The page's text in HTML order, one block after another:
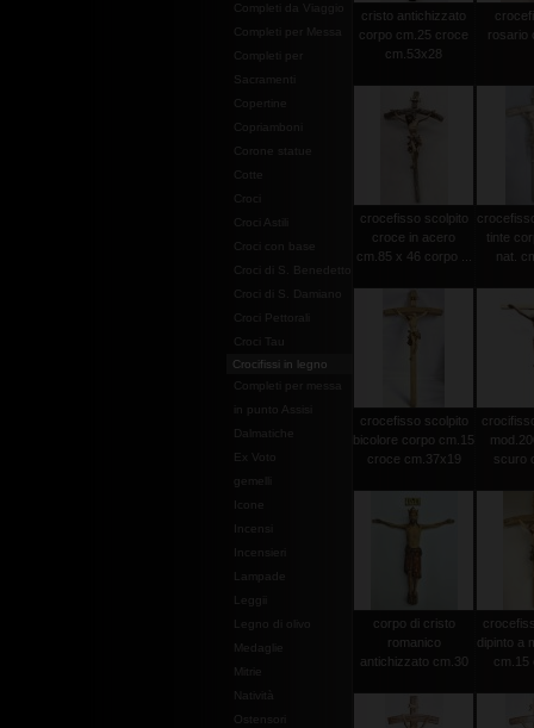
Completi da Viaggio
Completi per Messa
Completi per
Sacramenti
Copertine
Copriamboni
Corone statue
Cotte
Croci
Croci Astili
Croci con base
Croci di S. Benedetto
Croci di S. Damiano
Croci Pettorali
Croci Tau
Crocifissi in legno
Completi per messa
in punto Assisi
Dalmatiche
Ex Voto
gemelli
Leggii
Legno di olivo
Medaglie
Mitrie
Natività
Ostensori
cristo antichizzato
corpo cm.25 croce
cm.53x28
rosario
crocefisso scolpito
croce in acero
cm.85 x 46 corpo ...
tinte
nat.
crocefisso scolpito
bicolore corpo cm.15
croce cm.37x19
scuro
corpo di cristo
romanico
antichizzato cm.30
dipinto a
cm.15